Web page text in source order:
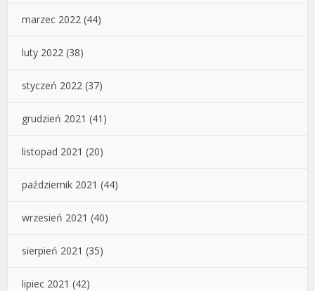
marzec 2022 (44)
luty 2022 (38)
styczeń 2022 (37)
grudzień 2021 (41)
listopad 2021 (20)
październik 2021 (44)
wrzesień 2021 (40)
sierpień 2021 (35)
lipiec 2021 (42)